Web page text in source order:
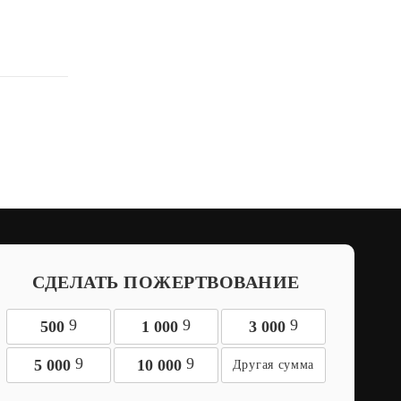
СДЕЛАТЬ ПОЖЕРТВОВАНИЕ
500 9 1 000 9 3 000 9
5 000 9 10 0009